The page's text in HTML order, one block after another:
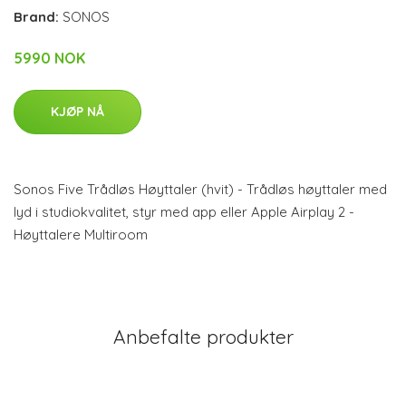
Brand: SONOS
5990 NOK
KJØP NÅ
Sonos Five Trådløs Høyttaler (hvit) - Trådløs høyttaler med
lyd i studiokvalitet, styr med app eller Apple Airplay 2 -
Høyttalere Multiroom
Anbefalte produkter